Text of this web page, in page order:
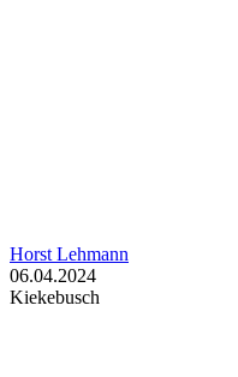
Horst Lehmann
06.04.2024
Kiekebusch